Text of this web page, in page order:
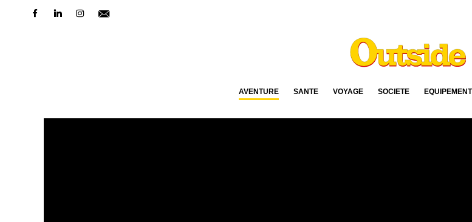
AVENTURE SANTÉ VOYAGE SOCIÉTÉ ÉQUIPEMENT